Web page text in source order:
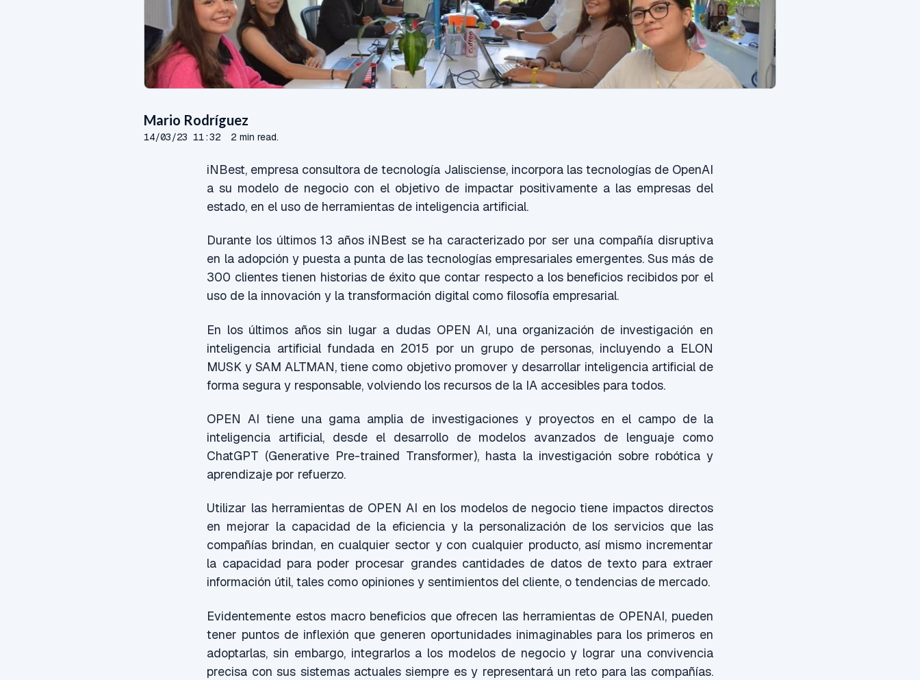
Mario Rodríguez
14/03/23 11:32 2 min read.
iNBest, empresa consultora de tecnología Jalisciense, incorpora las tecnologías de OpenAI
a su modelo de negocio con el objetivo de impactar positivamente a las empresas del
estado, en el uso de herramientas de inteligencia artificial.
Durante los últimos 13 años iNBest se ha caracterizado por ser una compañía disruptiva
en la adopción y puesta a punta de las tecnologías empresariales emergentes. Sus más de
300 clientes tienen historias de éxito que contar respecto a los beneficios recibidos por el
uso de la innovación y la transformación digital como filosofía empresarial.
En los últimos años sin lugar a dudas OPEN AI, una organización de investigación en
inteligencia artificial fundada en 2015 por un grupo de personas, incluyendo a ELON
MUSK y SAM ALTMAN, tiene como objetivo promover y desarrollar inteligencia artificial de
forma segura y responsable, volviendo los recursos de la IA accesibles para todos.
OPEN AI tiene una gama amplia de investigaciones y proyectos en el campo de la
inteligencia artificial, desde el desarrollo de modelos avanzados de lenguaje como
ChatGPT (Generative Pre-trained Transformer), hasta la investigación sobre robótica y
aprendizaje por refuerzo.
Utilizar las herramientas de OPEN AI en los modelos de negocio tiene impactos directos
en mejorar la capacidad de la eficiencia y la personalización de los servicios que las
compañías brindan, en cualquier sector y con cualquier producto, así mismo incrementar
la capacidad para poder procesar grandes cantidades de datos de texto para extraer
información útil, tales como opiniones y sentimientos del cliente, o tendencias de mercado.
Evidentemente estos macro beneficios que ofrecen las herramientas de OPENAI, pueden
tener puntos de inflexión que generen oportunidades inimaginables para los primeros en
adoptarlas, sin embargo, integrarlos a los modelos de negocio y lograr una convivencia
precisa con sus sistemas actuales siempre es y representará un reto para las compañías.